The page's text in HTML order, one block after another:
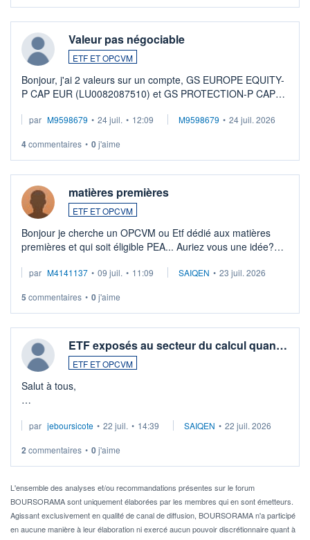
Valeur pas négociable
ETF ET OPCVM
Bonjour, j'ai 2 valeurs sur un compte, GS EUROPE EQUITY-
P CAP EUR (LU0082087510) et GS PROTECTION-P CAP
veux procéder à la vente, on me signale ...
par M9598679 • 24 juil. • 12:09 M9598679 • 24 juil. 2026
4commentaires • 0j'aime
matières premières
ETF ET OPCVM
Bonjour je cherche un OPCVM ou Etf dédié aux matières
premières et qui soit éligible PEA... Auriez vous une idée?
par M4141137 • 09 juil. • 11:09 SAIQEN • 23 juil. 2026
5 commentaires • 0j'aime
ETF exposés au secteur du calcul quan…
ETF ET OPCVM
Salut à tous,
via un ETF plutôt que des actions individuelles.
Idéalement, je voudrais qu'il soit éligible au PEA.
Pour l' ...
par jeboursicote • 22 juil. • 14:39 SAIQEN • 22 juil. 2026
2 commentaires • 0j'aime
L'ensemble des analyses et/ou recommandations présentes sur le forum
BOURSORAMA sont uniquement élaborées par les membres qui en sont émetteurs.
Agissant exclusivement en qualité de canal de diffusion, BOURSORAMA n'a participé
en aucune manière à leur élaboration ni exercé aucun pouvoir discrétionnaire quant à